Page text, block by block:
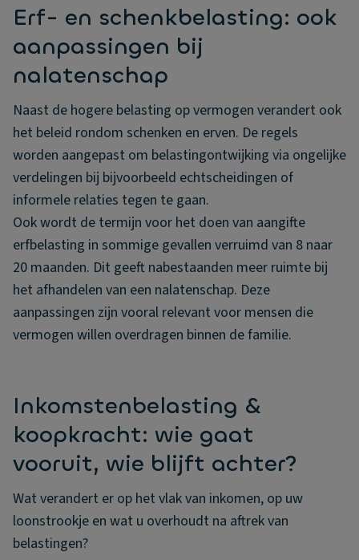
Erf- en schenkbelasting: ook
aanpassingen bij
nalatenschap
Naast de hogere belasting op vermogen verandert ook
het beleid rondom schenken en erven. De regels
worden aangepast om belastingontwijking via ongelijke
verdelingen bij bijvoorbeeld echtscheidingen of
informele relaties tegen te gaan.
Ook wordt de termijn voor het doen van aangifte
erfbelasting in sommige gevallen verruimd van 8 naar
20 maanden. Dit geeft nabestaanden meer ruimte bij
het afhandelen van een nalatenschap. Deze
aanpassingen zijn vooral relevant voor mensen die
vermogen willen overdragen binnen de familie.
Inkomstenbelasting &
koopkracht: wie gaat
vooruit, wie blijft achter?
Wat verandert er op het vlak van inkomen, op uw
loonstrookje en wat u overhoudt na aftrek van
belastingen?